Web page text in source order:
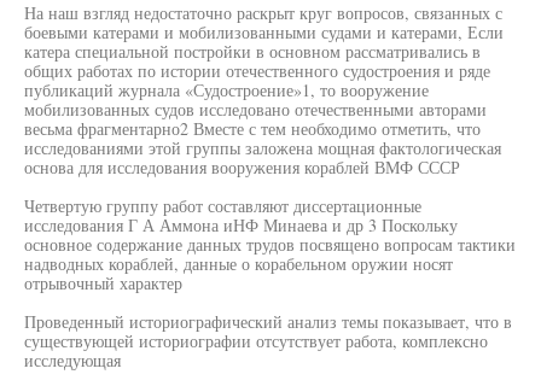
На наш взгляд недостаточно раскрыт круг вопросов, связанных с
боевыми катерами и мобилизованными судами и катерами, Если
катера специальной постройки в основном рассматривались в
общих работах по истории отечественного судостроения и ряде
публикаций журнала «Судостроение»1, то вооружение
мобилизованных судов исследовано отечественными авторами
весьма фрагментарно2 Вместе с тем необходимо отметить, что
исследованиями этой группы заложена мощная фактологическая
основа для исследования вооружения кораблей ВМФ СССР
Четвертую группу работ составляют диссертационные
исследования Г А Аммона иНФ Минаева и др 3 Поскольку
основное содержание данных трудов посвящено вопросам тактики
надводных кораблей, данные о корабельном оружии носят
отрывочный характер
Проведенный историографический анализ темы показывает, что в
существующей историографии отсутствует работа, комплексно
исследующая